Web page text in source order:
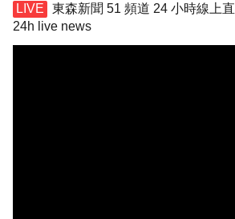
東森新聞 51 頻道 24 小時線上
24h live news